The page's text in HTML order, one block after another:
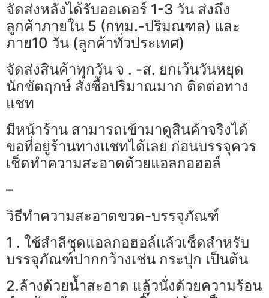
จัดส่งหลังได้รับออเดอร์ 1-3 วัน ส่งถึง
ลูกค้าภายใน 5 (กทม.-ปริมณฑล) และ
ภาย10 วัน (ลูกค้าทั่วประเทศ)
จัดส่งสินค้าทุกวัน จ . -ส. ยกเว้นวันหยุด
นักขัตฤกษ์ สั่งซื้อปริมาณมาก ติดต่อทาง
แชท
มีหน้าร้าน สามารถเข้ามาดูสินค้าจริงได้
ขอที่อยู่ร้านทางแชทได้เลย ก่อนบรรจุควร
เช็ดทำความสะอาดด้วยแอลกอฮอล์
–
วิธีทำความสะอาดขวด-บรรจุภัณฑ์
1 . ใช้สำลีชุดแอลกอฮอล์แล้วเช็ดสำหรับ
บรรจุภัณฑ์ปากกว้างเช่น กระปุก เป็นต้น
2.ล้างด้วยน้ำสะอาด แล้วนั่งด้วยความร้อน